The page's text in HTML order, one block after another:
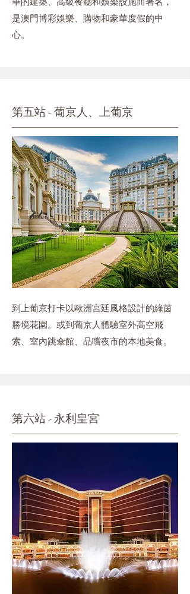
是澳門博彩娛樂、購物和豪華度假的中
心。
第五站 - 葡京人、上葡京
到上葡京打卡以歐洲宮廷風格設計的綠茵
勝境花園。或到葡京人體驗室外高空飛
索、室內跳傘館、品嚐夜市的本地美食。
第六站 - 永利皇宮